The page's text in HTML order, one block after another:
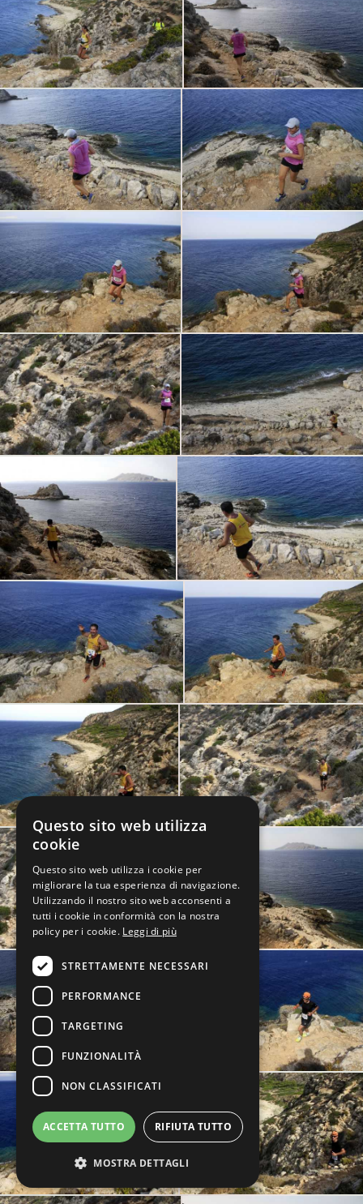
Questo sito web utilizza
cookie
Questo sito web utilizza i cookie per
migliorare la tua esperienza di navigazione.
Utilizzando il nostro sito web acconsenti a
tutti i cookie in conformità con la nostra
policy per i cookie. Leggi di più
STRETTAMENTE NECESSARI
PERFORMANCE
TARGETING
FUNZIONALITÀ
NON CLASSIFICATI
ACCETTA TUTTO RIFIUTA TUTTO
MOSTRA DETTAGLI